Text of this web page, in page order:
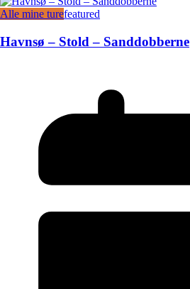
Alle mine turefeatured
Havnsø – Stold – Sanddobberne